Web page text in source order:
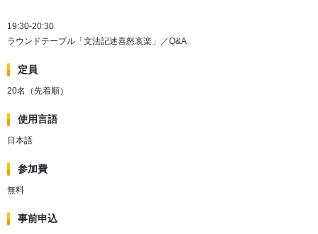
19:30-20:30
ラウンドテーブル「文法記述喜怒哀楽」／Q&A
定員
20名（先着順）
使用言語
日本語
参加費
無料
事前申込